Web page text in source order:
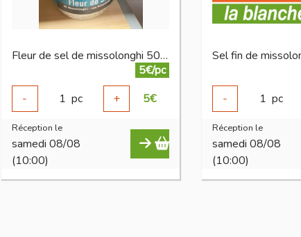
Fleur de sel de missolonghi 500 g
5€/pc
-
1 pc + 5€
Réception le
samedi 08/08
(10:00)
Sel fin de
-
1 pc
Réception le
samedi 08/08
(10:00)